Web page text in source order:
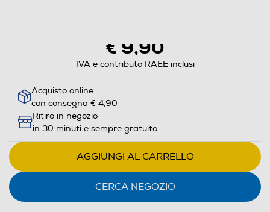
€ 9,90
IVA e contributo RAEE inclusi
Acquisto online
con consegna € 4,90
Ritiro in negozio
in 30 minuti e sempre gratuito
AGGIUNGI AL CARRELLO
CERCA NEGOZIO